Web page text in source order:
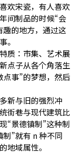
欢宋瓷，有人喜欢
间制品的时候“会
的地方，通过这
。
质：市集、艺术展
点子从各个角落生
事”的梦想，然后
新与旧的强烈冲
街巷与现代建筑比
“景德镇制”这种制
”就有 n 种不同
地域属性。